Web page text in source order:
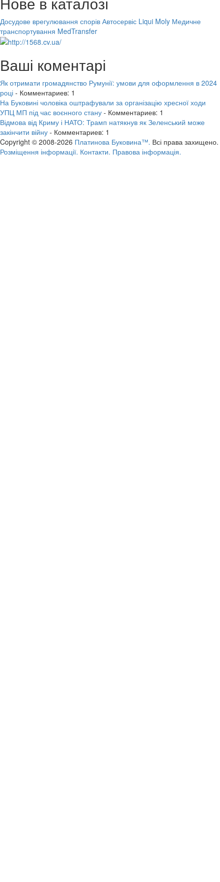
Досудове врегулювання спорів Автосервіс Liqui Moly Медичне
транспортування MedTransfer
Ваші коментарі
Як отримати громадянство Румунії: умови для оформлення в 2024
році - Комментариев: 1
На Буковині чоловіка оштрафували за організацію хресної ходи
УПЦ МП під час воєнного стану - Комментариев: 1
Відмова від Криму і НАТО: Трамп натякнув як Зеленський може
закінчити війну - Комментариев: 1
Copyright © 2008-2026 Платинова Буковина™. Всі права захищено.
Розміщення інформації. Контакти. Правова інформація.